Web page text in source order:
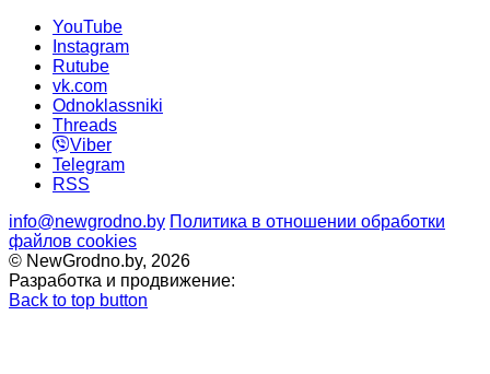
YouTube
Instagram
Rutube
vk.com
Odnoklassniki
Threads
Viber
Telegram
RSS
info@newgrodno.by Политика в отношении обработки
файлов cookies
© NewGrodno.by, 2026
Разработка и продвижение:
Back to top button